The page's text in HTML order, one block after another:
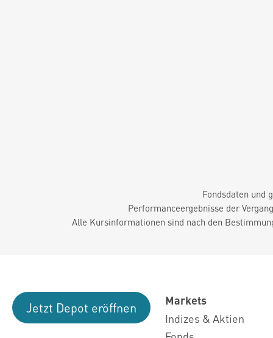
Fondsdaten und
Performanceergebnisse der
Alle Kursinformationen sind nach den
Jetzt Depot eröffnen
Markets
Indizes & Aktien